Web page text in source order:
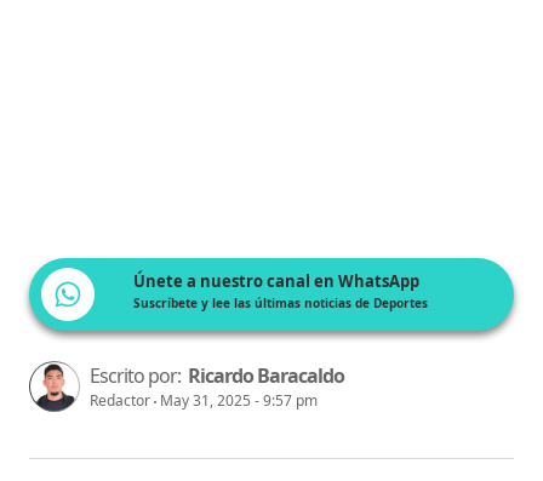
Únete a nuestro canal en WhatsApp
Suscríbete y lee las últimas noticias de Deportes
Escrito por: Ricardo Baracaldo
Redactor May 31, 2025 - 9:57 pm